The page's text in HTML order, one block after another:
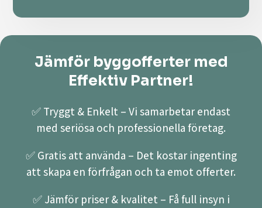
Jämför byggofferter med
Effektiv Partner!
✅ Tryggt & Enkelt – Vi samarbetar endast
med seriösa och professionella företag.
✅ Gratis att använda – Det kostar ingenting
att skapa en förfrågan och ta emot offerter.
✅ Jämför priser & kvalitet – Få full insyn i